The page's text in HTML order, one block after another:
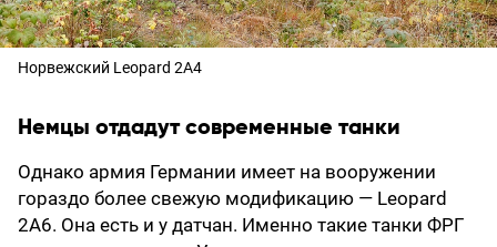
Норвежский Leopard 2А4
Немцы отдадут современные танки
Однако армия Германии имеет на вооружении
гораздо более свежую модификацию — Leopard
2А6. Она есть и у датчан. Именно такие танки ФРГ